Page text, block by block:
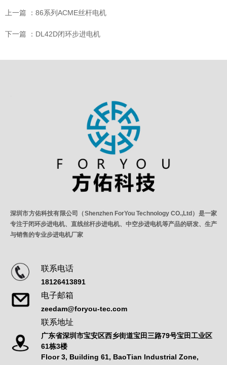
上一篇 ： 86系列ACME丝杆电机
下一篇 ： DL42D闭环步进电机
深圳市方佑科技有限公司（Shenzhen ForYou Technology CO.,Ltd）是一家
专注于闭环步进电机、直线丝杆步进电机、中空步进电机等产品的研发、生产
与销售的专业步进电机厂家
联系电话
18126413891
电子邮箱
zeedam@foryou-tec.com
联系地址
广东省深圳市宝安区西乡街道宝田三路79号宝田工业区
61栋3楼
Floor 3, Building 61, BaoTian Industrial Zone,